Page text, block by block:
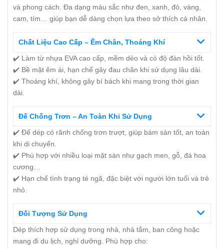
và phong cách. Đa dạng màu sắc như đen, xanh, đỏ, vàng,
cam, tím… giúp bạn dễ dàng chọn lựa theo sở thích cá nhân.
Chất Liệu Cao Cấp – Êm Chân, Thoáng Khí
✔️ Làm từ nhựa EVA cao cấp, mềm dẻo và có độ đàn hồi tốt.
✔️ Bề mặt êm ái, hạn chế gây đau chân khi sử dụng lâu dài.
✔️ Thoáng khí, không gây bí bách khi mang trong thời gian
dài.
Đế Chống Trơn – An Toàn Khi Sử Dụng
✔️ Đế dép có rãnh chống trơn trượt, giúp bám sàn tốt, an toàn
khi di chuyển.
✔️ Phù hợp với nhiều loại mặt sàn như gạch men, gỗ, đá hoa
cương…
✔️ Hạn chế tình trạng té ngã, đặc biệt với người lớn tuổi và trẻ
nhỏ.
Đối Tượng Sử Dụng
Dép thích hợp sử dụng trong nhà, nhà tắm, ban công hoặc
mang đi du lịch, nghỉ dưỡng. Phù hợp cho: